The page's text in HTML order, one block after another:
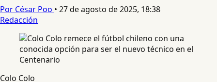
Por César Poo • 27 de agosto de 2025, 18:38
Redacción
Colo Colo